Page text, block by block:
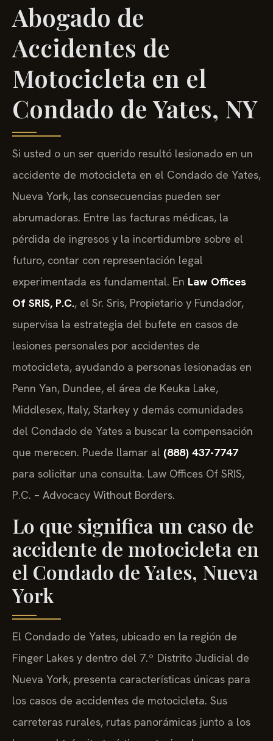
Abogado de
Accidentes de
Motocicleta en el
Condado de Yates, NY
Si usted o un ser querido resultó lesionado en un
accidente de motocicleta en el Condado de Yates,
Nueva York, las consecuencias pueden ser
abrumadoras. Entre las facturas médicas, la
pérdida de ingresos y la incertidumbre sobre el
futuro, contar con representación legal
experimentada es fundamental. En Law Offices
Of SRIS, P.C., el Sr. Sris, Propietario y Fundador,
supervisa la estrategia del bufete en casos de
lesiones personales por accidentes de
motocicleta, ayudando a personas lesionadas en
Penn Yan, Dundee, el área de Keuka Lake,
Middlesex, Italy, Starkey y demás comunidades
del Condado de Yates a buscar la compensación
que merecen. Puede llamar al (888) 437-7747
para solicitar una consulta. Law Offices Of SRIS,
P.C. – Advocacy Without Borders.
Lo que significa un caso de
accidente de motocicleta en
el Condado de Yates, Nueva
York
El Condado de Yates, ubicado en la región de
Finger Lakes y dentro del 7.º Distrito Judicial de
Nueva York, presenta características únicas para
los casos de accidentes de motocicleta. Sus
carreteras rurales, rutas panorámicas junto a los